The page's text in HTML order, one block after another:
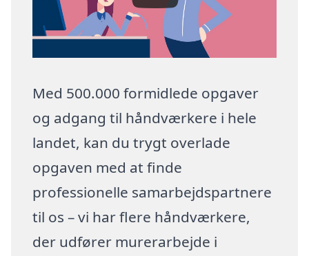
Med 500.000 formidlede opgaver
og adgang til håndværkere i hele
landet, kan du trygt overlade
opgaven med at finde
professionelle samarbejdspartnere
til os – vi har flere håndværkere,
der udfører murerarbejde i